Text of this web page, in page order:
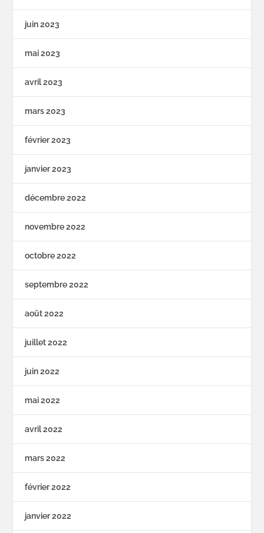
juin 2023
mai 2023
avril 2023
mars 2023
février 2023
janvier 2023
décembre 2022
novembre 2022
octobre 2022
septembre 2022
août 2022
juillet 2022
juin 2022
mai 2022
avril 2022
mars 2022
février 2022
janvier 2022